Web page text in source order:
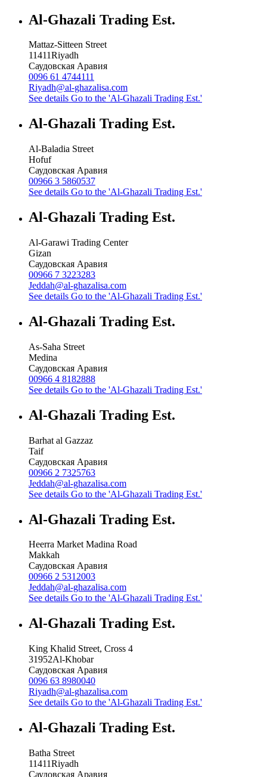
Al-Ghazali Trading Est.
Mattaz-Sitteen Street
11411Riyadh
Саудовская Аравия
0096 61 4744111
Riyadh@al-ghazalisa.com
See details Go to the 'Al-Ghazali Trading Est.'
Al-Ghazali Trading Est.
Al-Baladia Street
Hofuf
Саудовская Аравия
00966 3 5860537
See details Go to the 'Al-Ghazali Trading Est.'
Al-Ghazali Trading Est.
Al-Garawi Trading Center
Gizan
Саудовская Аравия
00966 7 3223283
Jeddah@al-ghazalisa.com
See details Go to the 'Al-Ghazali Trading Est.'
Al-Ghazali Trading Est.
As-Saha Street
Medina
Саудовская Аравия
00966 4 8182888
See details Go to the 'Al-Ghazali Trading Est.'
Al-Ghazali Trading Est.
Barhat al Gazzaz
Taif
Саудовская Аравия
00966 2 7325763
Jeddah@al-ghazalisa.com
See details Go to the 'Al-Ghazali Trading Est.'
Al-Ghazali Trading Est.
Heerra Market Madina Road
Makkah
Саудовская Аравия
00966 2 5312003
Jeddah@al-ghazalisa.com
See details Go to the 'Al-Ghazali Trading Est.'
Al-Ghazali Trading Est.
King Khalid Street, Cross 4
31952Al-Khobar
Саудовская Аравия
0096 63 8980040
Riyadh@al-ghazalisa.com
See details Go to the 'Al-Ghazali Trading Est.'
Al-Ghazali Trading Est.
Batha Street
11411Riyadh
Саудовская Аравия